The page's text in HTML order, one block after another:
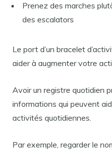
Prenez des marches
des escalators
Le port d’un bracelet
aider à augmenter votre
Avoir un registre quotidien
informations qui peuvent
activités quotidiennes.
Par exemple, regarder le